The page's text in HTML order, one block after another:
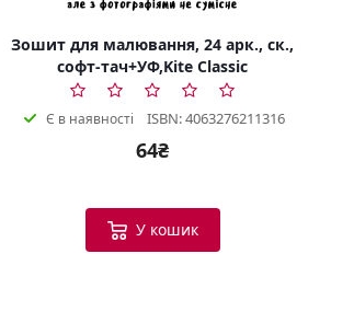
Зошит для малювання, 24 арк., ск.,
софт-тач+УФ,Kite Classic
Є в наявності ISBN: 4063276211316
64₴
У кошик